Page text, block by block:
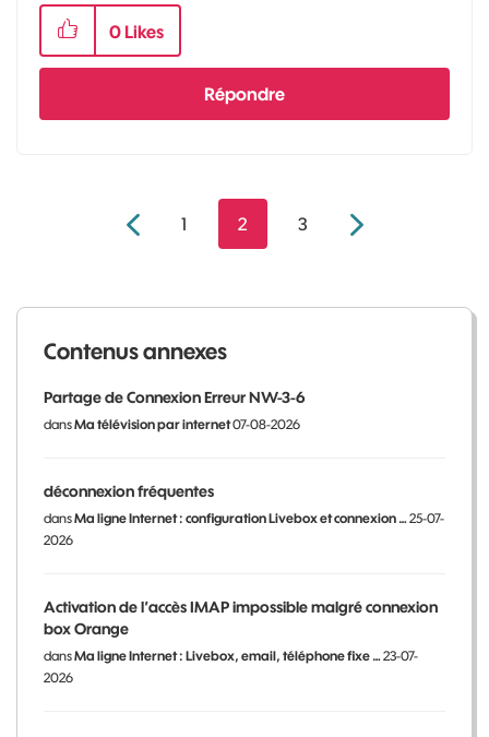
0 Likes
Répondre
1 2 3
Contenus annexes
Partage de Connexion Erreur NW-3-6
dansMa télévision par internet07-08-2026
déconnexion fréquentes
dansMa ligne Internet : configuration Livebox et connexion …25-07-
2026
Activation de l’accès IMAP impossible malgré connexion
box Orange
dansMa ligne Internet : Livebox, email, téléphone fixe …23-07-
2026